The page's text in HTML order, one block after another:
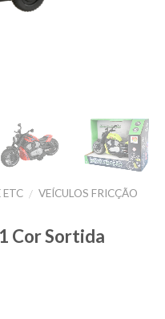
ETC / VEÍCULOS FRICÇÃO
Cor Sortida